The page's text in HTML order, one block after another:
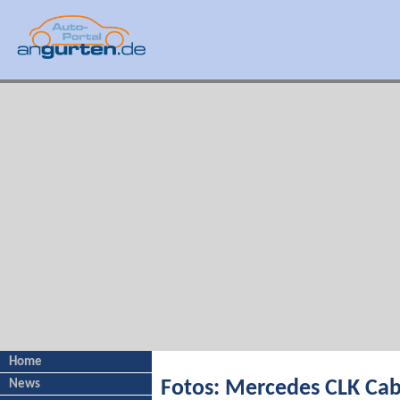
Home
News
Fotos: Mercedes CLK